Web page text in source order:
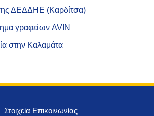
ΔΕΔΔΗΕ (Καρδίτσα)
γραφείων AVIN
στην Καλαμάτα
Στοιχεία Επικοινωνίας